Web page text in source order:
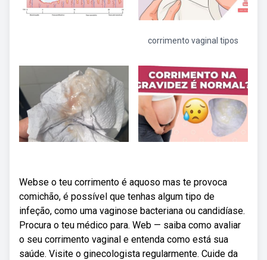
corrimento vaginal tipos
Webse o teu corrimento é aquoso mas te provoca
comichão, é possível que tenhas algum tipo de
infeção, como uma vaginose bacteriana ou candidíase.
Procura o teu médico para. Web — saiba como avaliar
o seu corrimento vaginal e entenda como está sua
saúde. Visite o ginecologista regularmente. Cuide da